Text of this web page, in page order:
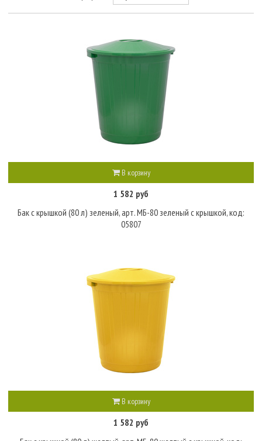
В корзину
1 582 руб
Бак с крышкой (80 л) зеленый, арт. МБ-80 зеленый с крышкой, код:
05807
В корзину
1 582 руб